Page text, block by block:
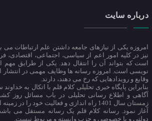
درباره سایت
امروزه یکی از نیازهای جامعه داشتن علم ارتباطات
نیز در کلیه امور اعم از سیاسی، اجتماعی، اقتصادی،
است که بتواند آن را انتقال دهد. یکی از طرایق مهم
نویسی است. امروزه رسانه ها وظایف مهمی در انتشار
وقایع و رویدادهایی که رخ می دهند، دارند.
بنابراین پایگاه خبری تحلیلی کلام قلم با اتکال به
آگاهی و اطلاع رسانی تحلیلی در باب مسائل روز
زمستان سال 1401 راه اندازی و فعالیت خود را
آغاز نمود. رسانه کلام قلم یک رسانه مستقل می
دولتی و یا خصوصی و حزب وابسته و مربوط نیست.